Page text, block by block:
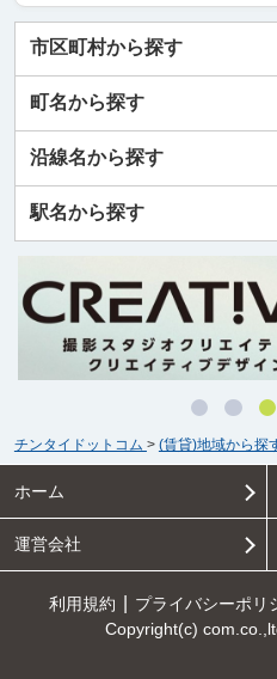
市区町村から探す
町名から探す
沿線名から探す
駅名から探す
チンタイドットコム > (賃貸)地域から探
ホーム
運営会社
利用規約 プライバシーポリ
Copyright(c)